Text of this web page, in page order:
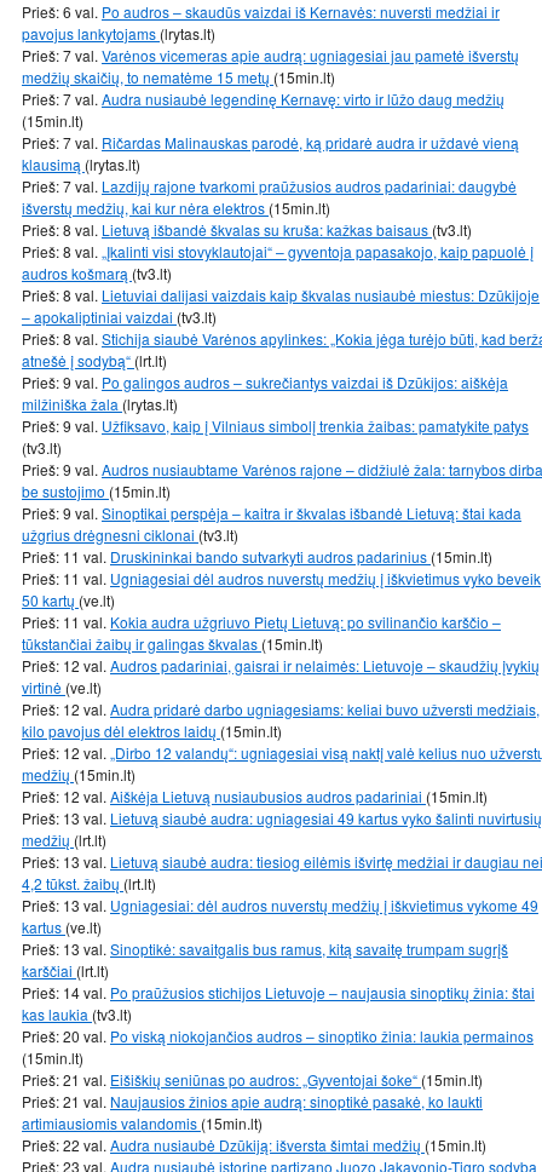
Prieš: 6 val. Po audros – skaudūs vaizdai iš Kernavės: nuversti medžiai ir
pavojus lankytojams (lrytas.lt)
Prieš: 7 val. Varėnos vicemeras apie audrą: ugniagesiai jau pametė išverstų
medžių skaičių, to nematėme 15 metų (15min.lt)
Prieš: 7 val. Audra nusiaubė legendinę Kernavę: virto ir lūžo daug medžių
(15min.lt)
Prieš: 7 val. Ričardas Malinauskas parodė, ką pridarė audra ir uždavė vieną
klausimą (lrytas.lt)
Prieš: 7 val. Lazdijų rajone tvarkomi praūžusios audros padariniai: daugybė
išverstų medžių, kai kur nėra elektros (15min.lt)
Prieš: 8 val. Lietuvą išbandė škvalas su kruša: kažkas baisaus (tv3.lt)
Prieš: 8 val. „Įkalinti visi stovyklautojai“ – gyventoja papasakojo, kaip papuolė į
audros košmarą (tv3.lt)
Prieš: 8 val. Lietuviai dalijasi vaizdais kaip škvalas nusiaubė miestus: Dzūkijoje
– apokaliptiniai vaizdai (tv3.lt)
Prieš: 8 val. Stichija siaubė Varėnos apylinkes: „Kokia jėga turėjo būti, kad
atnešė į sodybą“ (lrt.lt)
Prieš: 9 val. Po galingos audros – sukrečiantys vaizdai iš Dzūkijos: aiškėja
milžiniška žala (lrytas.lt)
Prieš: 9 val. Užfiksavo, kaip į Vilniaus simbolį trenkia žaibas: pamatykite patys
(tv3.lt)
Prieš: 9 val. Audros nusiaubtame Varėnos rajone – didžiulė žala: tarnybos dirba
be sustojimo (15min.lt)
Prieš: 9 val. Sinoptikai perspėja – kaitra ir škvalas išbandė Lietuvą: štai kada
užgrius drėgnesni ciklonai (tv3.lt)
Prieš: 11 val. Druskininkai bando sutvarkyti audros padarinius (15min.lt)
Prieš: 11 val. Ugniagesiai dėl audros nuverstų medžių į iškvietimus vyko beveik
50 kartų (ve.lt)
Prieš: 11 val. Kokia audra užgriuvo Pietų Lietuvą: po svilinančio karščio –
tūkstančiai žaibų ir galingas škvalas (15min.lt)
Prieš: 12 val. Audros padariniai, gaisrai ir nelaimės: Lietuvoje – skaudžių įvykių
virtinė (ve.lt)
Prieš: 12 val. Audra pridarė darbo ugniagesiams: keliai buvo užversti medžiais,
kilo pavojus dėl elektros laidų (15min.lt)
Prieš: 12 val. „Dirbo 12 valandų“: ugniagesiai visą naktį valė kelius nuo
medžių (15min.lt)
Prieš: 12 val. Aiškėja Lietuvą nusiaubusios audros padariniai (15min.lt)
Prieš: 13 val. Lietuvą siaubė audra: ugniagesiai 49 kartus vyko šalinti nuvirtusių
medžių (lrt.lt)
Prieš: 13 val. Lietuvą siaubė audra: tiesiog eilėmis išvirtę medžiai ir daugiau nei
4,2 tūkst. žaibų (lrt.lt)
Prieš: 13 val. Ugniagesiai: dėl audros nuverstų medžių į iškvietimus vykome 49
kartus (ve.lt)
Prieš: 13 val. Sinoptikė: savaitgalis bus ramus, kitą savaitę trumpam sugrįš
karščiai (lrt.lt)
Prieš: 14 val. Po praūžusios stichijos Lietuvoje – naujausia sinoptikų žinia: štai
kas laukia (tv3.lt)
Prieš: 20 val. Po viską niokojančios audros – sinoptiko žinia: laukia permainos
(15min.lt)
Prieš: 21 val. Eišiškių seniūnas po audros: „Gyventojai šoke“ (15min.lt)
Prieš: 21 val. Naujausios žinios apie audrą: sinoptikė pasakė, ko laukti
artimiausiomis valandomis (15min.lt)
Prieš: 22 val. Audra nusiaubė Dzūkiją: išversta šimtai medžių (15min.lt)
Prieš: 23 val. Audra nusiaubė istorinę partizano Juozo Jakavonio-Tigro sodybą